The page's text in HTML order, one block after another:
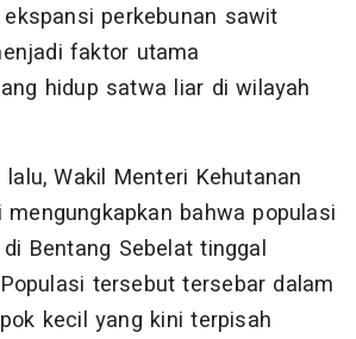
perkebunan sawit
faktor utama
hidup satwa liar di wilayah
Wakil Menteri Kehutanan
mengungkapkan bahwa populasi
Bentang Sebelat tinggal
tersebut tersebar dalam
kecil yang kini terpisah